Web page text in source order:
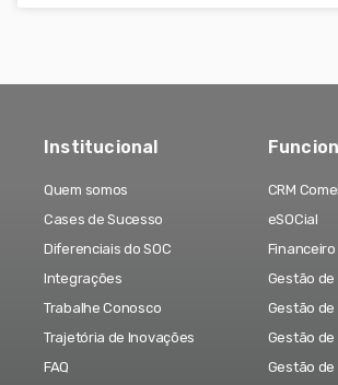
Institucional
Quem somos
Cases de Sucesso
Diferenciais do SOC
Integrações
Trabalhe Conosco
Trajetória de Inovações
FAQ
CRM
eSOCial
Financeiro
Gestão de
Gestão de
Gestão de
Gestão de